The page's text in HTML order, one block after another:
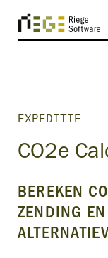
EXPEDITIE
CO2e
BEREKEN
ZENDING